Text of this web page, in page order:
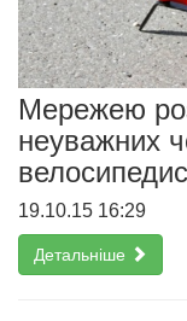
Мережею
неуважних
19.10.15 16:29
Детальніше